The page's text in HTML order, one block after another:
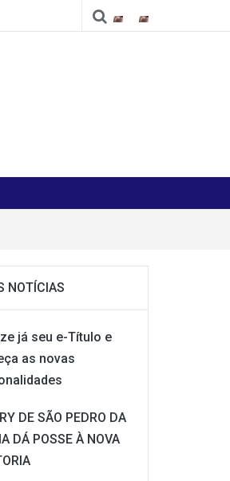
Cidade
NOTÍCIAS
já seu e-Título e
as novas
DE SÃO PEDRO DA
DÁ POSSE À NOVA